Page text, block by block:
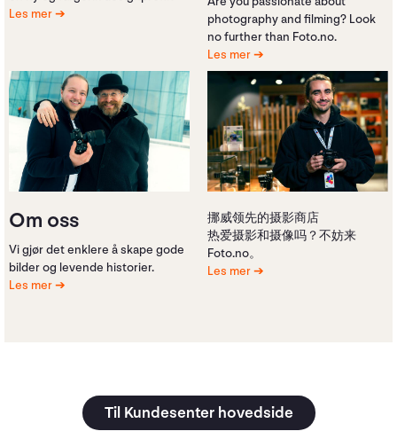
Les mer
photography and filming? Look
no further than Foto.no.
Les mer
Om oss
Vi gjør det enklere å skape gode
bilder og levende historier.
Les mer
挪威领先的摄影商店
热爱摄影和摄像吗？不妨来
Foto.no。
Les mer
Til Kundesenter hovedside